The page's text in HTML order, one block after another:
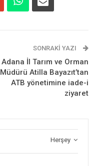
SONRAKI YAZI
Adana İl Tarım ve Orman
Müdürü Atilla Bayazıt’tan
ATB yönetimine iade-i
ziyaret
Herşey